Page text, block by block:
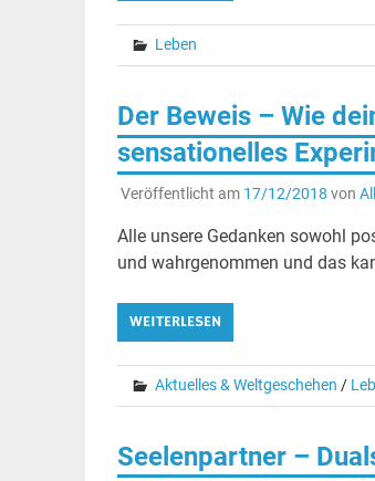
Leben
Der Beweis – Wie
sensationelles
Veröffentlicht am 17/12/2018 von
Alle unsere Gedanken sowohl
und wahrgenommen und das
WEITERLESEN
Aktuelles & Weltgeschehen /
Seelenpartner –